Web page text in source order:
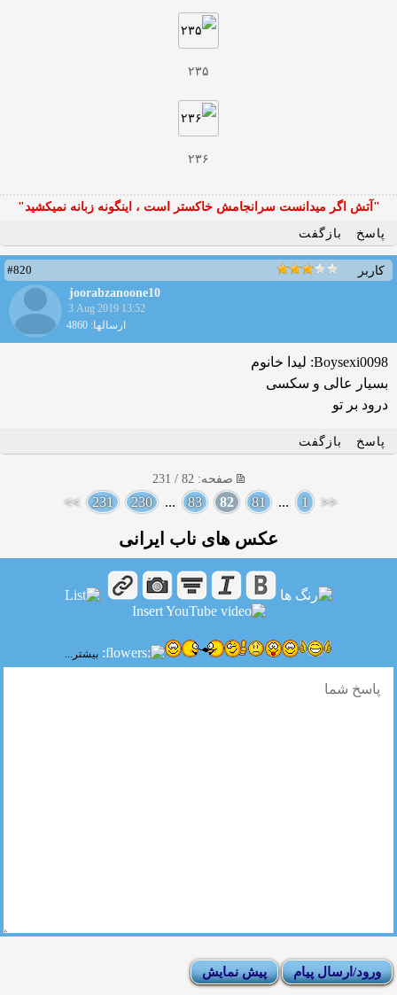
۲۳۵
۲۳۶
"آتش اگر ميدانست سرانجامش خاكستر است ، اينگونه زبانه نميكشيد"
پاسخ
بازگفت
کاربر
#820
joorabzanoone10
3 Aug 2019 13:52
ارسالها: 4860
Boysexi0098: لیدا خانوم
بسیار عالی و سکسی
درود بر تو
پاسخ بازگفت
صفحه: 82 / 231
<<
1
...
81
82
83
...
230
231
>>
عکس های ناب ایرانی
بیشتر...